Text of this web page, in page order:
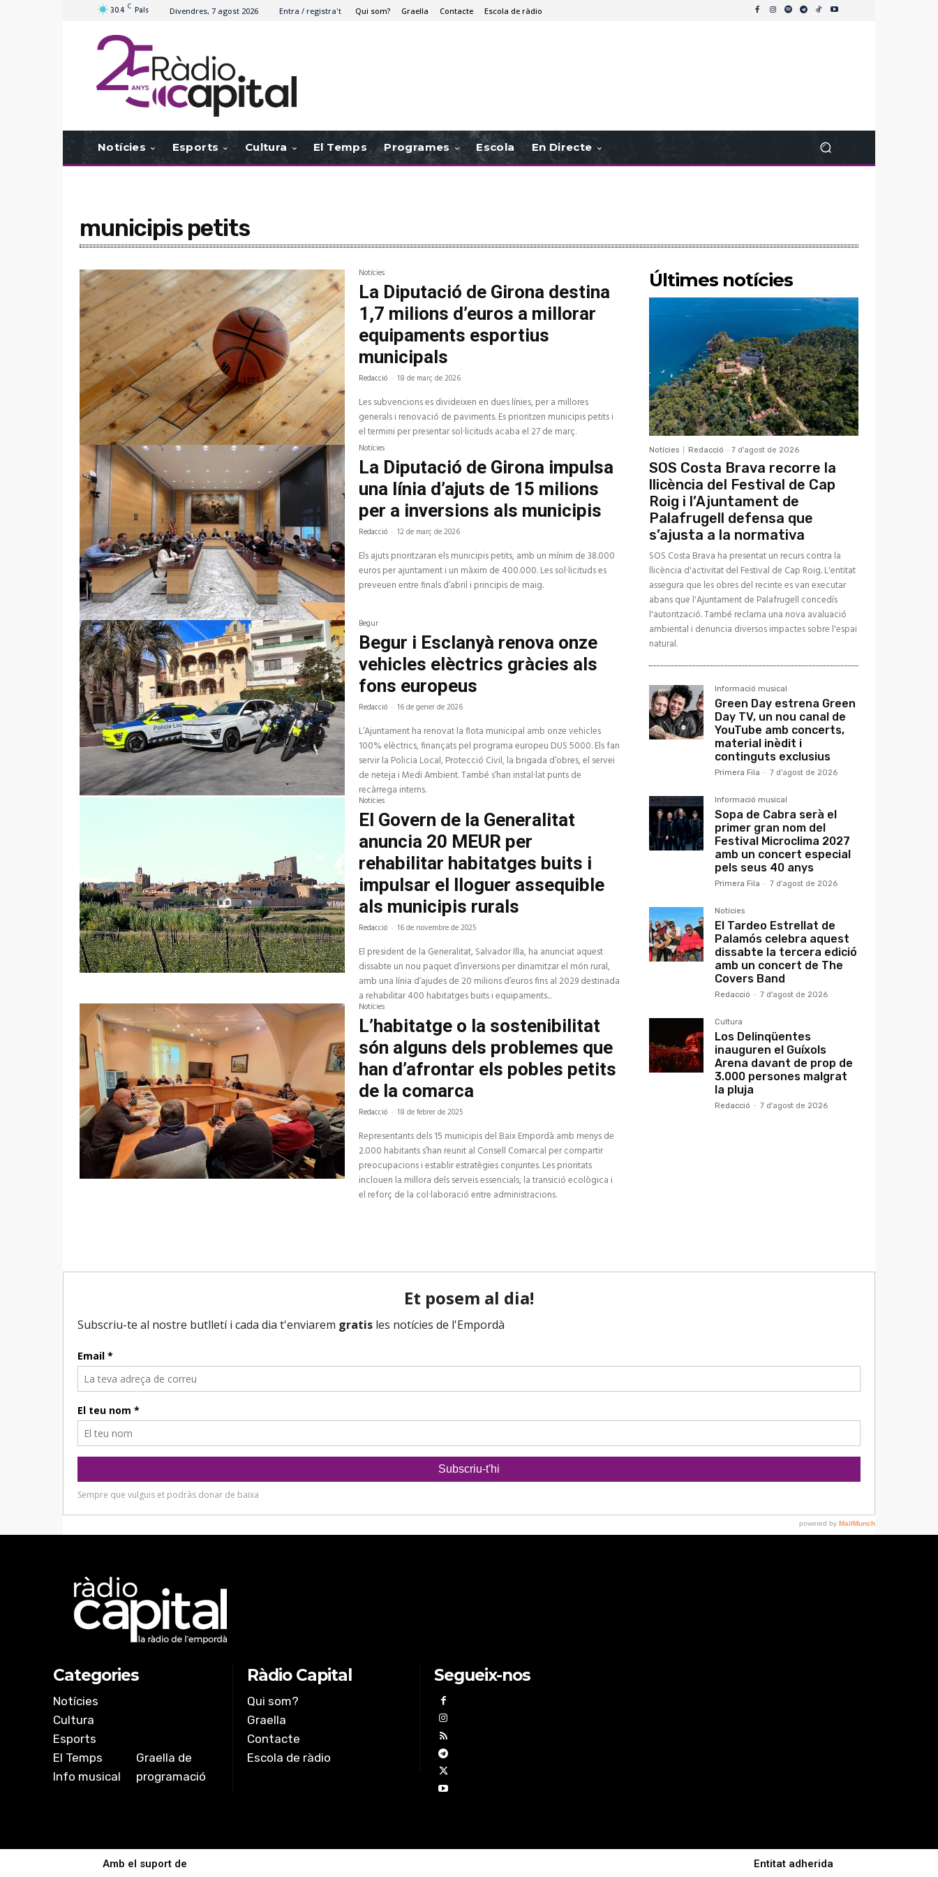
30.4 C Pals Divendres, 7 agost 2026 Entra / registra't Qui som? Graella Contacte Escola de ràdio
Notícies Esports Cultura El Temps Programes Escola En Directe
municipis petits
Notícies
La Diputació de Girona destina
1,7 milions d’euros a millorar
equipaments esportius
municipals
Redacció - 18 de març de 2026
Les subvencions es divideixen en dues línies, per a millores
generals i renovació de paviments. Es prioritzen municipis petits i
el termini per presentar sol·licituds acaba el 27 de març.
Notícies
La Diputació de Girona impulsa
una línia d’ajuts de 15 milions
per a inversions als municipis
Redacció - 12 de març de 2026
Els ajuts prioritzaran els municipis petits, amb un mínim de 38.000
euros per ajuntament i un màxim de 400.000. Les sol·licituds es
preveuen entre finals d’abril i principis de maig.
Begur
Begur i Esclanyà renova onze
vehicles elèctrics gràcies als
fons europeus
Redacció - 16 de gener de 2026
L’Ajuntament ha renovat la flota municipal amb onze vehicles
100% elèctrics, finançats pel programa europeu DUS 5000. Els fan
servir la Policia Local, Protecció Civil, la brigada d’obres, el servei
de neteja i Medi Ambient. També s’han instal·lat punts de
recàrrega interns.
Notícies
El Govern de la Generalitat
anuncia 20 MEUR per
rehabilitar habitatges buits i
impulsar el lloguer assequible
als municipis rurals
Redacció - 16 de novembre de 2025
El president de la Generalitat, Salvador Illa, ha anunciat aquest
dissabte un nou paquet d’inversions per dinamitzar el món rural,
amb una línia d’ajudes de 20 milions d’euros fins al 2029 destinada
a rehabilitar 400 habitatges buits i equipaments...
Notícies
L’habitatge o la sostenibilitat
són alguns dels problemes que
han d’afrontar els pobles petits
de la comarca
Redacció - 18 de febrer de 2025
Representants dels 15 municipis del Baix Empordà amb menys de
2.000 habitants s’han reunit al Consell Comarcal per compartir
preocupacions i establir estratègies conjuntes. Les prioritats
inclouen la millora dels serveis essencials, la transició ecològica i
el reforç de la col·laboració entre administracions.
Últimes notícies
Notícies Redacció - 7 d'agost de 2026
SOS Costa Brava recorre la
llicència del Festival de Cap
Roig i l’Ajuntament de
Palafrugell defensa que
s’ajusta a la normativa
SOS Costa Brava ha presentat un recurs contra la
llicència d'activitat del Festival de Cap Roig. L'entitat
assegura que les obres del recinte es van executar
abans que l'Ajuntament de Palafrugell concedís
l'autorització. També reclama una nova avaluació
ambiental i denuncia diversos impactes sobre l'espai
natural.
Informació musical
Green Day estrena Green
Day TV, un nou canal de
YouTube amb concerts,
material inèdit i
continguts exclusius
Primera Fila - 7 d'agost de 2026
Informació musical
Sopa de Cabra serà el
primer gran nom del
Festival Microclima 2027
amb un concert especial
pels seus 40 anys
Primera Fila - 7 d'agost de 2026
Notícies
El Tardeo Estrellat de
Palamós celebra aquest
dissabte la tercera edició
amb un concert de The
Covers Band
Redacció - 7 d'agost de 2026
Cultura
Los Delinqüentes
inauguren el Guíxols
Arena davant de prop de
3.000 persones malgrat
la pluja
Redacció - 7 d'agost de 2026
Categories
Notícies
Cultura
Esports
El Temps
Info musical
Graella de
programació
Ràdio Capital
Qui som?
Graella
Contacte
Escola de ràdio
Segueix-nos
Amb el suport de Entitat adherida